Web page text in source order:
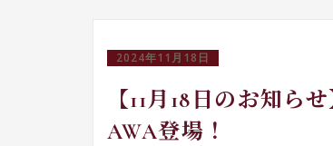
2024年11月18日
【11月18日のお知ら
AWA登場！